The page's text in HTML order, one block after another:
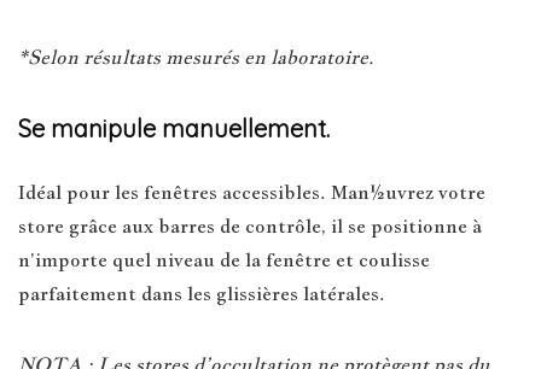
*Selon résultats mesurés en laboratoire.
Se manipule manuellement.
Idéal pour les fenêtres accessibles. Man½uvrez votre
store grâce aux barres de contrôle, il se positionne à
n’importe quel niveau de la fenêtre et coulisse
parfaitement dans les glissières latérales.